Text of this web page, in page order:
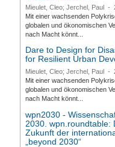
Mieulet, Cleo; Jerchel, Paul -
Mit einer wachsenden
globalen und ökonomischen
nach Macht könnt...
Dare to Design for
for Resilient Urban
Mieulet, Cleo; Jerchel, Paul -
Mit einer wachsenden
globalen und ökonomischen
nach Macht könnt...
wpn2030 -
2030. wpn.roundtable:
Zukunft der
„beyond 2030“